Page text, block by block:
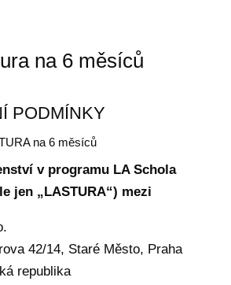
na 6 měsíců
PODMÍNKY
na 6 měsíců
v programu LA Schola
jen „LASTURA“) mezi
42/14, Staré Město, Praha
republika